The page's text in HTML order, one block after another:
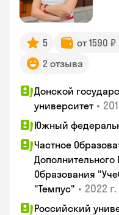
5 от 1590
2 отзыва
Донской
университет •
Южный
Частное
Образования
"Темпус" • 2022 г.
Российский